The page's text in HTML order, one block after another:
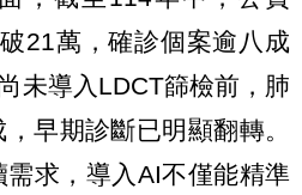
21萬，確診個案逾八成
未導入LDCT篩檢前，肺
早期診斷已明顯翻轉。
求，導入AI不僅能精準